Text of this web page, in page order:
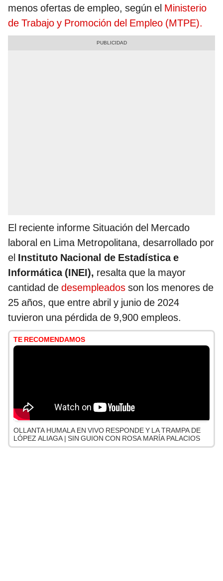
menos ofertas de empleo, según el Ministerio
de Trabajo y Promoción del Empleo (MTPE).
El reciente informe Situación del Mercado
laboral en Lima Metropolitana, desarrollado por
el Instituto Nacional de Estadística e
Informática (INEI), resalta que la mayor
cantidad de desempleados son los menores de
25 años, que entre abril y junio de 2024
tuvieron una pérdida de 9,900 empleos.
TE RECOMENDAMOS
OLLANTA HUMALA EN VIVO RESPONDE Y LA TRAMPA DE
LÓPEZ ALIAGA | SIN GUION CON ROSA MARÍA PALACIOS